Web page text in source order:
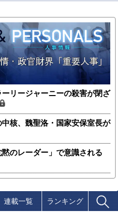
リージャーニーの殺害が閉ざ
核、魏聖洛・国家安保室長が
のレーダー」で意識される
連載一覧 ランキング